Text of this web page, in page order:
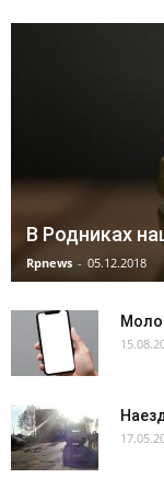
В Родниках
Rpnews - 05.12.2018